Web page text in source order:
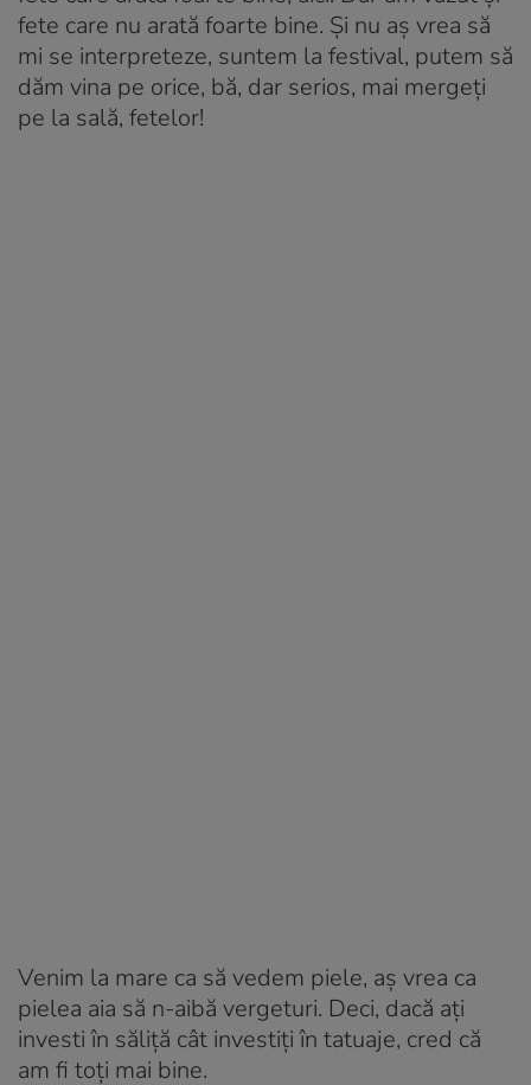
fete care nu arată foarte bine. Și nu aș vrea să
mi se interpreteze, suntem la festival, putem să
dăm vina pe orice, bă, dar serios, mai mergeți
pe la sală, fetelor!
Venim la mare ca să vedem piele, aș vrea ca
pielea aia să n-aibă vergeturi. Deci, dacă ați
investi în săliță cât investiți în tatuaje, cred că
am fi toți mai bine.